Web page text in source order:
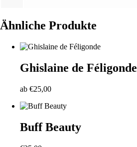
Ähnliche Produkte
Ghislaine de Féligonde
ab €25,00
Buff Beauty